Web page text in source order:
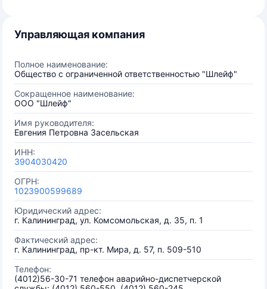
Управляющая компания
Полное наименование:
Общество с ограниченной ответственностью "Шлейф"
Сокращенное наименование:
ООО "Шлейф"
Имя руководителя:
Евгения Петровна Засельская
ИНН:
3904030420
ОГРН:
1023900599689
Юридический адрес:
г. Калининград, ул. Комсомольская, д. 35, п. 1
Фактический адрес:
г. Калининград, пр-кт. Мира, д. 57, п. 509-510
Телефон:
(4012)56-30-71 телефон аварийно-диспетчерской